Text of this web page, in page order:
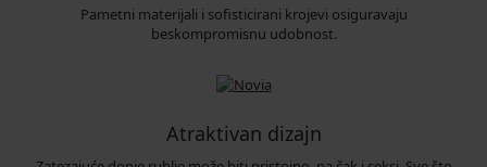
Pametni materijali i sofisticirani krojevi osiguravaju
beskompromisnu udobnost.
Atraktivan dizajn